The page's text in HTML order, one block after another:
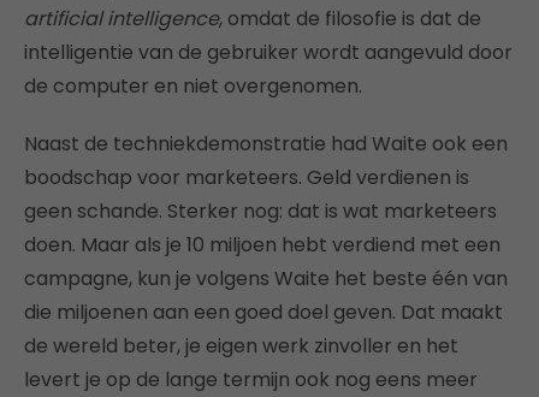
artificial intelligence, omdat de filosofie is dat de
intelligentie van de gebruiker wordt aangevuld door
de computer en niet overgenomen.
Naast de techniekdemonstratie had Waite ook een
boodschap voor marketeers. Geld verdienen is
geen schande. Sterker nog: dat is wat marketeers
doen. Maar als je 10 miljoen hebt verdiend met een
campagne, kun je volgens Waite het beste één van
die miljoenen aan een goed doel geven. Dat maakt
de wereld beter, je eigen werk zinvoller en het
levert je op de lange termijn ook nog eens meer